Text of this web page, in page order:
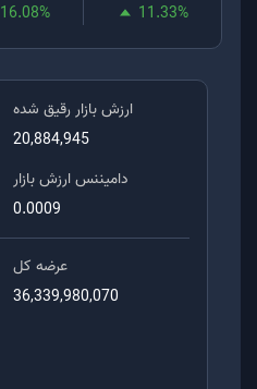
11.33%
16.08%
ارزش بازار رقیق شده
20,884,945
دامیننس ارزش بازار
0.0009
عرضه کل
36,339,980,070